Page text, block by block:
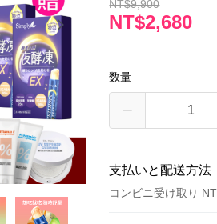
NT$9,900
NT$2,680
数量
支払いと配送方法
コンビニ受け取り